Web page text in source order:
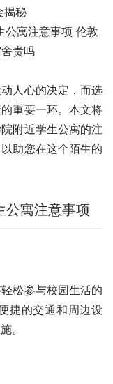
揭秘
人心的决定，而选
重要一环。本文将
附近学生公寓的注
助您在这个陌生的
公寓注意事项
松参与校园生活的
捷的交通和周边设
。